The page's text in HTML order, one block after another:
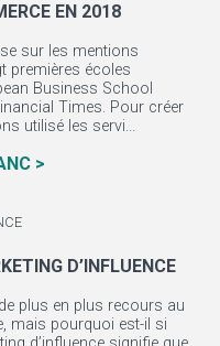
EN 2018
sur les mentions
premières écoles
Business School
Times. Pour créer
utilisé les servi...
>
D’INFLUENCE
plus en plus recours au
mais pourquoi est-il si